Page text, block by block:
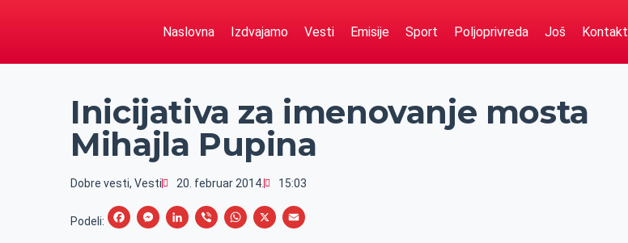
Naslovna Izdvajamo Vesti Emisije Sport Poljoprivreda Još Kontakt
Inicijativa za imenovanje mosta
Mihajla Pupina
Dobre vesti,Vesti 20. februar 2014. 15:03
Podeli:
F
M
L
V
W
X